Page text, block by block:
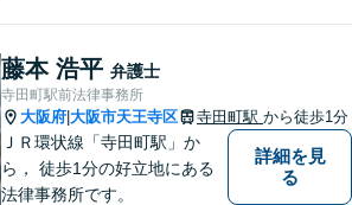
藤本 浩平 弁護士
寺田町駅前法律事務所
大阪府 大阪市天王寺区 寺田町駅 から徒歩1分
ＪＲ環状線「寺田町駅」か
ら， 徒歩1分の好立地にある
法律事務所です。
詳細を見
る